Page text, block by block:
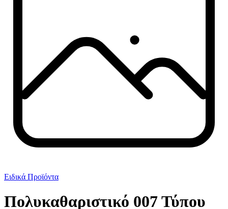
Ειδικά Προϊόντα
Πολυκαθαριστικό 007 Τύπου